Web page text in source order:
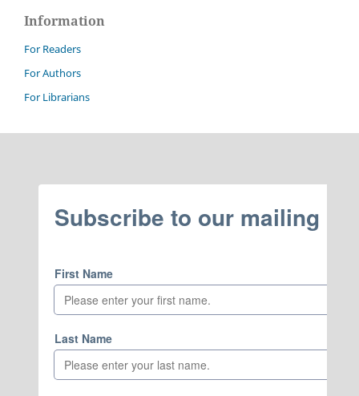
Information
For Readers
For Authors
For Librarians